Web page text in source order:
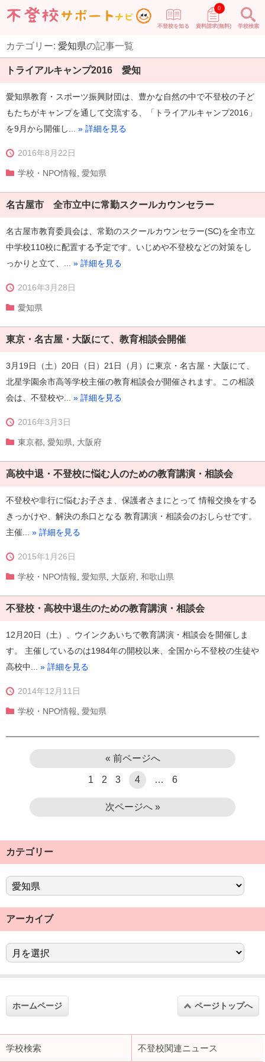
不登校を知る 資料請求(無料)
0
学校検索
カテゴリー: 愛知県の記事一覧
トライアルキャンプ2016 愛知
愛知県教育・スポーツ振興財団は、豊かな自然の中で不登校の子ど
もたちがキャンプを通して交流する、「トライアルキャンプ2016」
を9月から開催し... » 詳細を見る
2016年8月22日
学校・NPO情報 愛知県
名古屋市 全市立中に常勤スクールカウンセラー
名古屋市教育委員会は、常勤のスクールカウンセラー(SC)を全市立
中学校110校に配置する予定です。いじめや不登校などの対策をし
っかりと立て、... » 詳細を見る
2016年3月28日
愛知県
東京・名古屋・大阪にて、教育相談会開催
3月19日（土）20日（日）21日（月）に東京・名古屋・大阪にて、
北星学園余市高等学校主催の教育相談会が開催されます。この相談
会は、不登校や... » 詳細を見る
2016年3月3日
東京都 愛知県 大阪府
高校中退・不登校に悩む人のための教育講演・相談会
不登校や非行に悩むお子さま、保護者さまにとって 情報交換をする
きっかけや、解決の糸口となる 教育講演・相談会のおしらせです。
主催... » 詳細を見る
2015年1月26日
学校・NPO情報 愛知県 大阪府 和歌山県
不登校・高校中退生のための教育講演・相談会
12月20日（土）、ウインクあいちで教育講演・相談会を開催しま
す。 主催しているのは1984年の開校以来、全国から不登校の生徒や
高校中... » 詳細を見る
2014年12月11日
学校・NPO情報 愛知県
« 前ページへ
1 2 3 4 … 6
次ページへ »
カテゴリー
アーカイブ
ホームページ ページトップへ
学校検索 不登校関連ニュース